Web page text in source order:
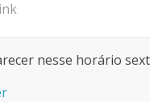
nesse horário